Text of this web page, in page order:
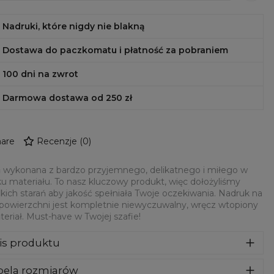
Nadruki, które nigdy nie blakną
Dostawa do paczkomatu i płatność za pobraniem
100 dni na zwrot
Darmowa dostawa od 250 zł
Recenzje (0)
wykonana z bardzo przyjemnego, delikatnego i miłego w
materiału. To nasz kluczowy produkt, więc dołożyliśmy
starań aby jakość spełniała Twoje oczekiwania. Nadruk na
powierzchni jest kompletnie niewyczuwalny, wręcz wtopiony
Must-have w Twojej szafie!
produktu
rozmiarów